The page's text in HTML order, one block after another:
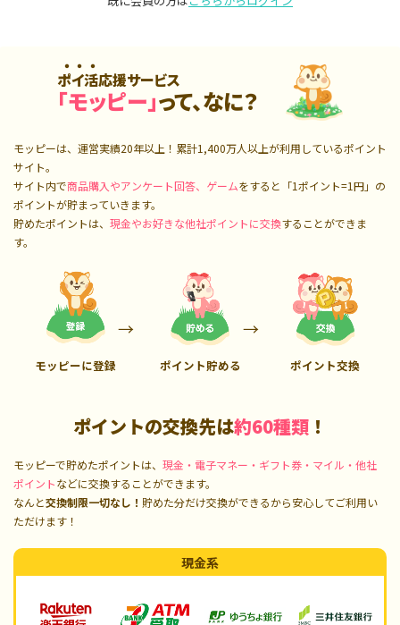
ポイ活応援サービス
「モッピー」って、なに？
モッピーは、運営実績20年以上！累計1,400万人以上が利用しているポイント
サイト。
サイト内で商品購入やアンケート回答、ゲームをすると「1ポイント=1円」の
ポイントが貯まっていきます。
貯めたポイントは、 現金やお好きな他社ポイントに交換することができま
す。
モッピーに登録 ポイント貯める ポイント交換
ポイントの交換先は約60種類 ！
モッピーで貯めたポイントは、 現金・電子マネー・ギフト券・マイル・他社
ポイントなどに交換することができます。
なんと交換制限一切なし！ 貯めた分だけ交換ができるから安心してご利用い
ただけます！
現金系